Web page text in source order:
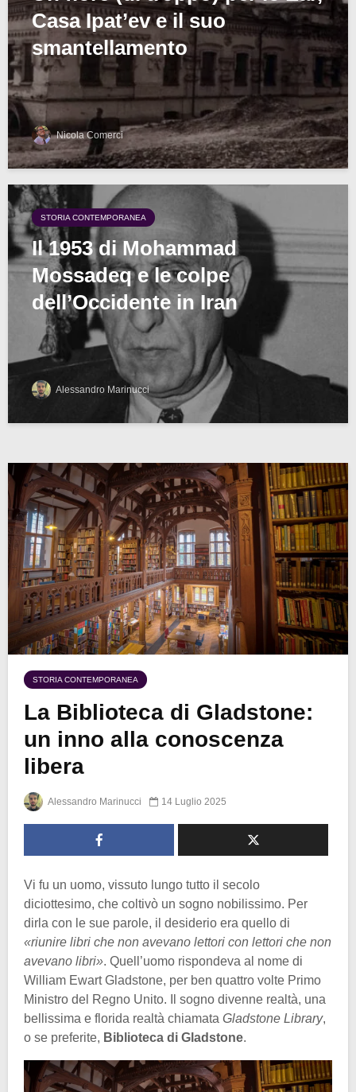
Casa Ipat’ev e il suo
smantellamento
Nicola Comerci
STORIA CONTEMPORANEA
Il 1953 di Mohammad
Mossadeq e le colpe
dell’Occidente in Iran
Alessandro Marinucci
STORIA CONTEMPORANEA
La Biblioteca di Gladstone:
un inno alla conoscenza
libera
Alessandro Marinucci 14 Luglio 2025
Vi fu un uomo, vissuto lungo tutto il secolo
diciottesimo, che coltivò un sogno nobilissimo. Per
dirla con le sue parole, il desiderio era quello di
«riunire libri che non avevano lettori con lettori che non
avevano libri». Quell’uomo rispondeva al nome di
William Ewart Gladstone, per ben quattro volte Primo
Ministro del Regno Unito. Il sogno divenne realtà, una
bellissima e florida realtà chiamata Gladstone Library,
o se preferite, Biblioteca di Gladstone.